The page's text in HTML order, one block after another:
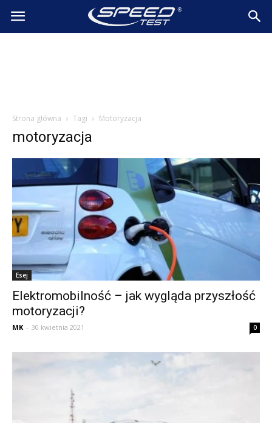
SpeedTest.pl
Strona główna Tagi Motoryzacja
motoryzacja
Esej
Elektromobilność – jak wygląda przyszłość
motoryzacji?
MK - 30 kwietnia 2021 0